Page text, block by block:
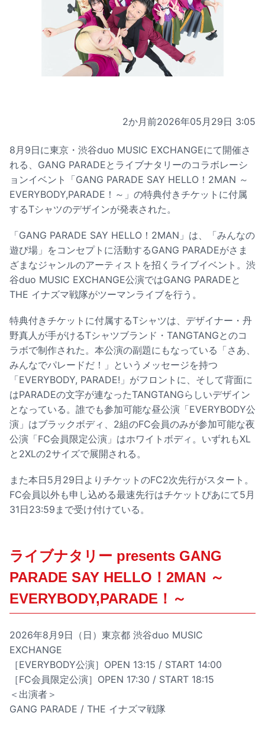
2か月前2026年05月29日 3:05
8月9日に東京・渋谷duo MUSIC EXCHANGEにて開催さ
れる、GANG PARADEとライブナタリーのコラボレーシ
ョンイベント「GANG PARADE SAY HELLO！2MAN ～
EVERYBODY,PARADE！～」の特典付きチケットに付属
するTシャツのデザインが発表された。
「GANG PARADE SAY HELLO！2MAN」は、「みんなの
遊び場」をコンセプトに活動するGANG PARADEがさま
ざまなジャンルのアーティストを招くライブイベント。渋
谷duo MUSIC EXCHANGE公演ではGANG PARADEと
THE イナズマ戦隊がツーマンライブを行う。
特典付きチケットに付属するTシャツは、デザイナー・丹
野真人が手がけるTシャツブランド・TANGTANGとのコ
ラボで制作された。本公演の副題にもなっている「さあ、
みんなでパレードだ！」というメッセージを持つ
「EVERYBODY, PARADE!」がフロントに、そして背面に
はPARADEの文字が連なったTANGTANGらしいデザイン
となっている。誰でも参加可能な昼公演「EVERYBODY公
演」はブラックボディ、2組のFC会員のみが参加可能な夜
公演「FC会員限定公演」はホワイトボディ。いずれもXL
と2XLの2サイズで展開される。
また本日5月29日よりチケットのFC2次先行がスタート。
FC会員以外も申し込める最速先行はチケットぴあにて5月
31日23:59まで受け付けている。
ライブナタリー presents GANG
PARADE SAY HELLO！2MAN ～
EVERYBODY,PARADE！～
2026年8月9日（日）東京都 渋谷duo MUSIC
EXCHANGE
［EVERYBODY公演］OPEN 13:15 / START 14:00
［FC会員限定公演］OPEN 17:30 / START 18:15
＜出演者＞
GANG PARADE / THE イナズマ戦隊